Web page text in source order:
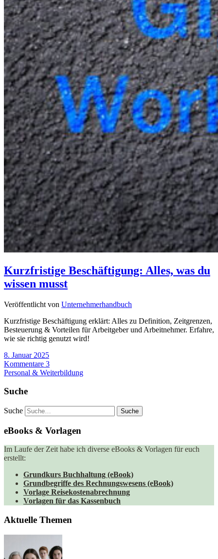
Kurzfristige Beschäftigung: Alles, was du
wissen musst
Veröffentlicht von Unternehmerhandbuch
Kurzfristige Beschäftigung erklärt: Alles zu Definition, Zeitgrenzen,
Besteuerung & Vorteilen für Arbeitgeber und Arbeitnehmer. Erfahre,
wie sie richtig genutzt wird!
8. Januar 2025
Kommentare 3
Personal & Weiterbildung
Suche
Suche
eBooks & Vorlagen
Im Laufe der Zeit habe ich diverse eBooks & Vorlagen für euch
erstellt:
Grundkurs Buchhaltung (eBook)
Grundbegriffe des Rechnungswesens (eBook)
Vorlage Reisekostenabrechnung
Vorlagen für das Kassenbuch
Aktuelle Themen